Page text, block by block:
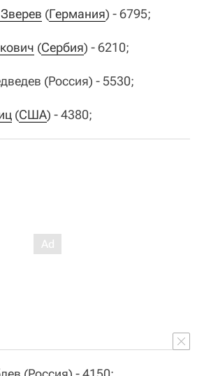
(Германия) - 6795;
(Сербия) - 6210;
(Россия) - 5530;
(США) - 4380;